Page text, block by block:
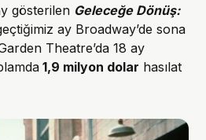
gösterilen Geleceğe Dönüş:
ay Broadway’de sona
Theatre’da 18 ay
1,9 milyon dolar hasılat